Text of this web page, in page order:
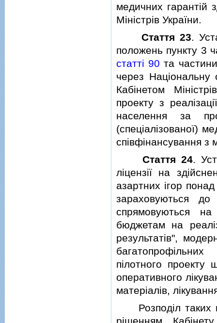
медичних гарантiй
Мiнiстрiв України.
Стаття 23.
положень пункту 3
статтi 90 та
через Нацiональну
Кабiнетом
проекту з
населення за
(спецiалiзованої)
спiвфiнансування з
Стаття 24.
лiцензiї на
азартних iгор
зараховуються
спрямовуються
бюджетам на
результатiв",
пiлотного проекту
оперативного
матерiалiв,
Розподiл таких